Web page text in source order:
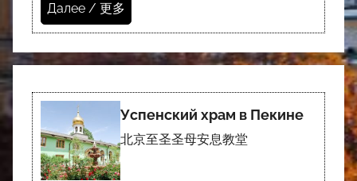
Далее / 更多
Успенский храм в Пекине
北京至圣圣母安息教堂